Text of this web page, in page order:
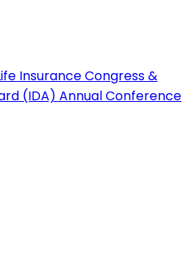
Insurance Congress &
(IDA) Annual Conference